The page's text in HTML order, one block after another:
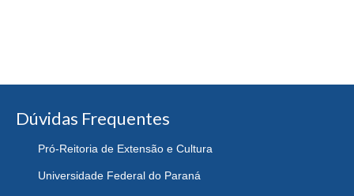
Dúvidas Frequentes
Pró-Reitoria de Extensão e Cultura
Universidade Federal do Paraná